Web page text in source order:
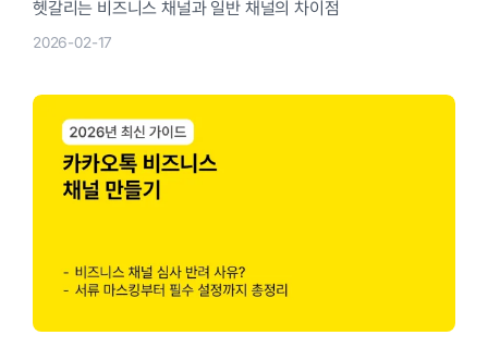
헷갈리는 비즈니스 채널과 일반 채널의 차이점
2026-02-17